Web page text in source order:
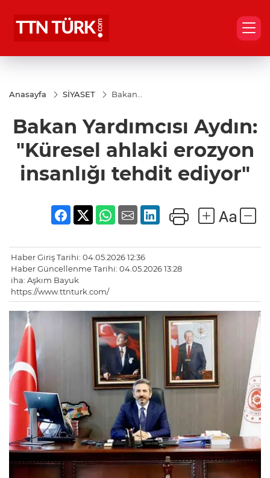
Anasayfa SİYASET
Bakan
"Küresel
ahlaki
erozyon
insanlığı
ediyor"
Bakan Yardımcısı Aydın:
"Küresel ahlaki erozyon
insanlığı tehdit ediyor"
Haber Giriş Tarihi: 04.05.2026 12:36
Haber Güncellenme Tarihi: 04.05.2026 13:28
iha: Aşkım Bayuk
https://www.ttnturk.com/